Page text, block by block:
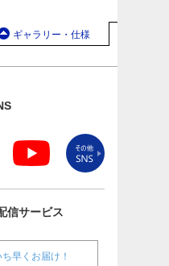
ギャラリー・仕様
信サービス
早くお届け！